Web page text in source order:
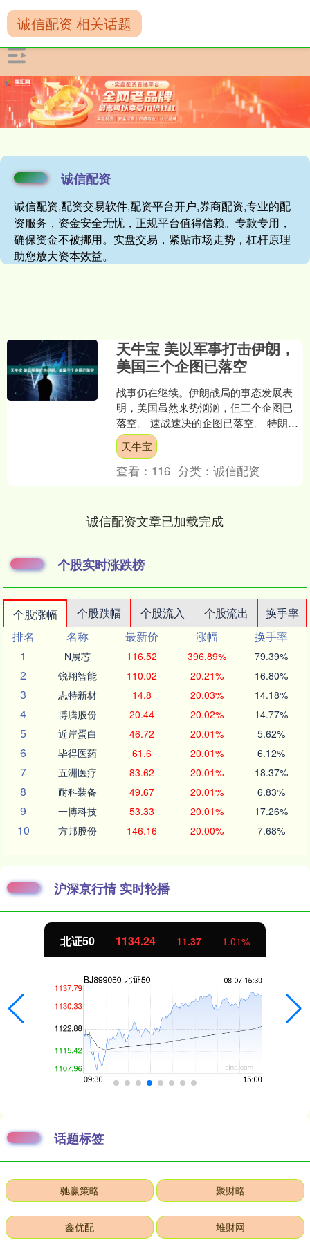
诚信配资
诚信配资,配资交易软件,配资平台开户,券商配资,专业的配
资服务，资金安全无忧，正规平台值得信赖。专款专用，
确保资金不被挪用。实盘交易，紧贴市场走势，杠杆原理
助您放大资本效益。
诚信配资 相关话题
天牛宝 美以军事打击伊朗，
美国三个企图已落空
战事仍在继续。伊朗战局的事态发展表
明，美国虽然来势汹汹，但三个企图已
落空。 速战速决的企图已落空。 特朗普
政府本希望在伊朗复制委内瑞拉模式：
先“闪电击杀”对象国....
天牛宝
查看： 116 分类：诚信配资
诚信配资文章已加载完成
个股实时涨跌榜
个股涨幅 个股跌幅 个股流入 个股流出
换手率
排名
名称 最新价 涨幅
换手率
1
N展芯 116.52 396.89% 79.39%
2 锐翔智能 110.02 20.21% 16.80%
3 志特新材 14.8 20.03% 14.18%
4 博腾股份 20.44 20.02% 14.77%
5 近岸蛋白 46.72 20.01% 5.62%
6 毕得医药 61.6 20.01% 6.12%
7 五洲医疗 83.62 20.01% 18.37%
8 耐科装备 49.67 20.01% 6.83%
9 一博科技 53.33 20.01% 17.26%
10 方邦股份 146.16 20.00% 7.68%
沪深京行情 实时轮播
北证50 1134.24 11.37 1.01%
话题标签
驰赢策略 聚财略
鑫优配 堆财网